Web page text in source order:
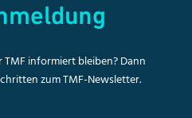
informiert bleiben? Dann
zum TMF-Newsletter.